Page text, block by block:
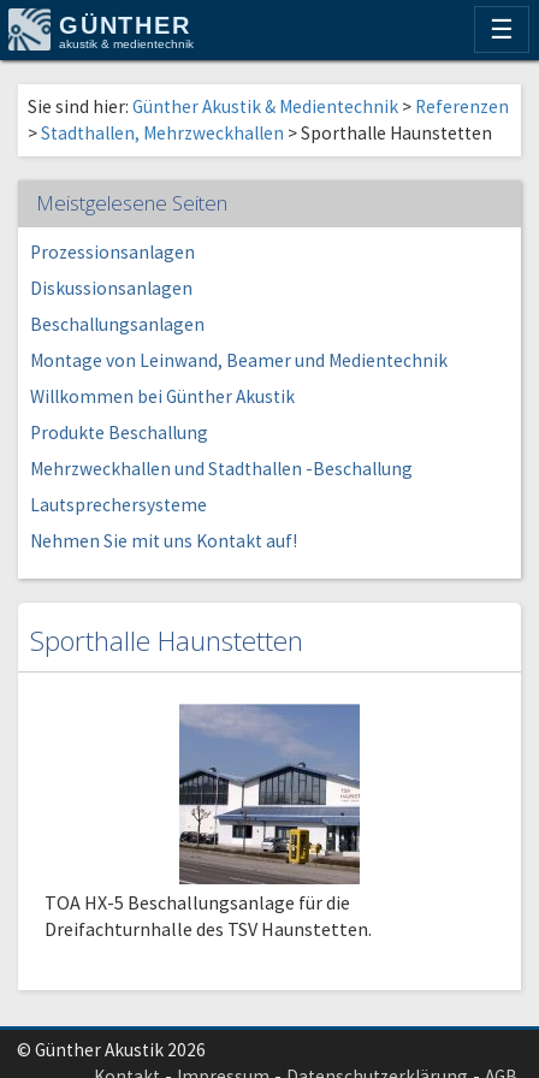
GÜNTHER
akustik & medientechnik ☰
Sie sind hier: Günther Akustik & Medientechnik > Referenzen
>Stadthallen, Mehrzweckhallen >Sporthalle Haunstetten
Meistgelesene Seiten
Prozessionsanlagen
Diskussionsanlagen
Beschallungsanlagen
Montage von Leinwand, Beamer und Medientechnik
Willkommen bei Günther Akustik
Produkte Beschallung
Mehrzweckhallen und Stadthallen -Beschallung
Lautsprechersysteme
Nehmen Sie mit uns Kontakt auf!
Sporthalle Haunstetten
TOA HX-5 Beschallungsanlage für die
Dreifachturnhalle des TSV Haunstetten.
© Günther Akustik 2026